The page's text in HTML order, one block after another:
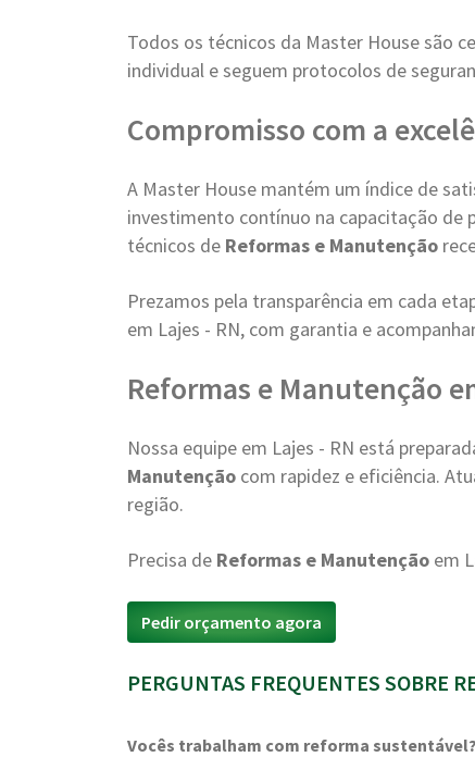
Todos os técnicos da Master House são
individual e seguem protocolos de
Compromisso com a
A Master House mantém um índice de
investimento contínuo na capacitação de
técnicos de Reformas e Manutenção
Prezamos pela transparência em cada
em Lajes - RN, com garantia e
Reformas e Manutenção
Nossa equipe em Lajes - RN está
Manutenção com rapidez e eficiência.
região.
Precisa de Reformas e Manutenção em
Pedir orçamento agora
PERGUNTAS FREQUENTES SOBRE
Vocês trabalham com reforma sustentável?